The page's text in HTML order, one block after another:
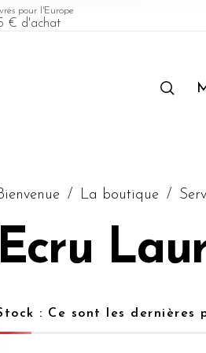
pour l'Europe
€ d'achat
/ La boutique /
Ecru
: Ce sont les dernières